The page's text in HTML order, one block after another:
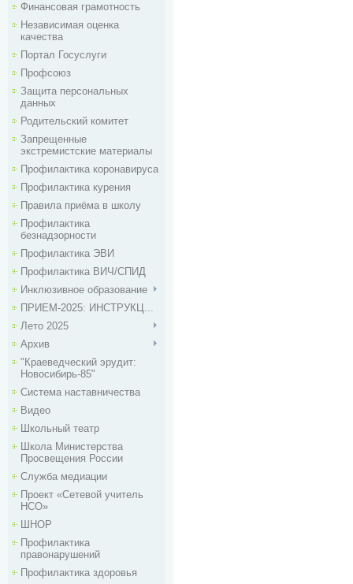
Финансовая грамотность
Независимая оценка
качества
Портал Госуслуги
Профсоюз
Защита персональных
данных
Родительский комитет
Запрещенные
экстремистские материалы
Профилактика коронавируса
Профилактика курения
Правила приёма в школу
Профилактика
безнадзорности
Профилактика ЭВИ
Профилактика ВИЧ/СПИД
Инклюзивное образование
ПРИЕМ-2025: ИНСТРУКЦ...
Лето 2025
Архив
"Краеведческий эрудит:
Новосибирь-85"
Система наставничества
Видео
Школьный театр
Школа Министерства
Просвещения России
Служба медиации
Проект «Сетевой учитель
НСО»
ШНОР
Профилактика
правонарушений
Профилактика здоровья